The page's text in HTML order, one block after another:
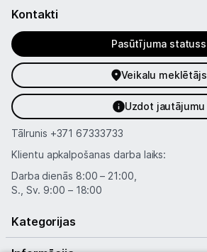
Kontakti
Pasūtījuma statuss
Veikalu meklētājs
Uzdot jautājumu
Tālrunis +371 67333733
Klientu apkalpošanas darba laiks:
Darba dienās 8:00 – 21:00,
S., Sv. 9:00 – 18:00
Kategorijas